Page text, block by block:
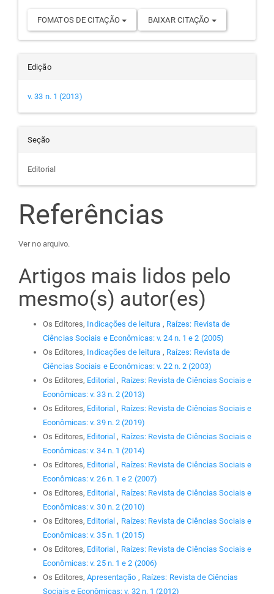
FOMATOS DE CITAÇÃO BAIXAR CITAÇÃO
Edição
v. 33 n. 1 (2013)
Seção
Editorial
Referências
Ver no arquivo.
Artigos mais lidos pelo
mesmo(s) autor(es)
Os Editores, Indicações de leitura , Raízes: Revista de
Ciências Sociais e Econômicas: v. 24 n. 1 e 2 (2005)
Os Editores, Indicações de leitura , Raízes: Revista de
Ciências Sociais e Econômicas: v. 22 n. 2 (2003)
Os Editores, Editorial, Raízes: Revista de Ciências Sociais e
Econômicas: v. 33 n. 2 (2013)
Os Editores, Editorial, Raízes: Revista de Ciências Sociais e
Econômicas: v. 39 n. 2 (2019)
Os Editores, Editorial, Raízes: Revista de Ciências Sociais e
Econômicas: v. 34 n. 1 (2014)
Os Editores, Editorial, Raízes: Revista de Ciências Sociais e
Econômicas: v. 26 n. 1 e 2 (2007)
Os Editores, Editorial, Raízes: Revista de Ciências Sociais e
Econômicas: v. 30 n. 2 (2010)
Os Editores, Editorial, Raízes: Revista de Ciências Sociais e
Econômicas: v. 35 n. 1 (2015)
Os Editores, Editorial, Raízes: Revista de Ciências Sociais e
Econômicas: v. 25 n. 1 e 2 (2006)
Os Editores,Apresentação , Raízes: Revista de Ciências
Sociais e Econômicas: v. 32 n. 1 (2012)